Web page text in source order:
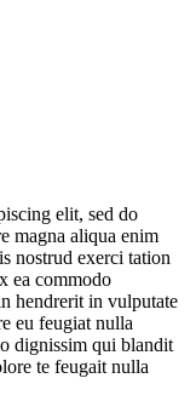
elit, sed do
magna aliqua enim
nostrud exerci tation
ea commodo
hendrerit in vulputate
eu feugiat nulla
dignissim qui blandit
te feugait nulla